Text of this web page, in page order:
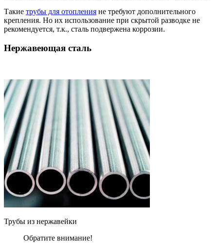
Такие трубы для отопления не требуют дополнительного
крепления. Но их использование при скрытой разводке не
рекомендуется, т.к., сталь подвержена коррозии.
Нержавеющая сталь
Трубы из нержавейки
Обратите внимание!